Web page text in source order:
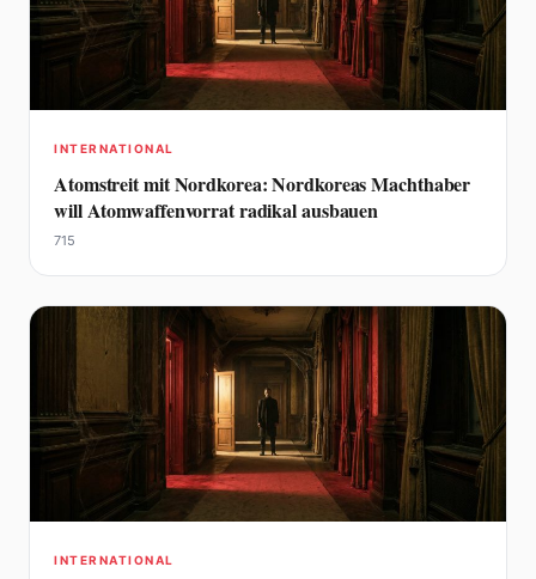
INTERNATIONAL
Atomstreit mit Nordkorea: Nordkoreas Machthaber
will Atomwaffenvorrat radikal ausbauen
715
INTERNATIONAL